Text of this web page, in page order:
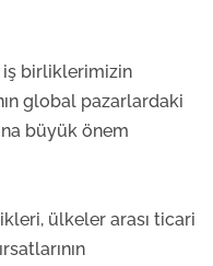
iş birliklerimizin
global pazarlardaki
büyük önem
ülkeler arası ticari